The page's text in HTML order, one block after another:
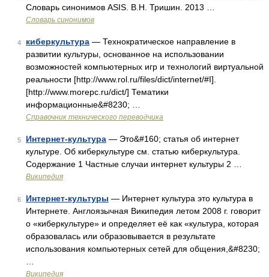
Словарь синонимов ASIS. В.Н. Тришин. 2013 …
Словарь синонимов
4 киберкультура — Технократическое направление в
развитии культуры, основанное на использовании
возможностей компьютерных игр и технологий виртуальной
реальности [http://www.rol.ru/files/dict/internet/#I].
[http://www.morepc.ru/dict/] Тематики
информационные&#8230; …
Справочник технического переводчика
5 Интернет-культура — Это&#160; статья об интернет
культуре. Об киберкультуре см. статью киберкультура.
Содержание 1 Частные случаи интернет культуры 2 …
Википедия
6 Интернет-культуры — Интернет культура это культура в
Интернете. Англоязычная Википедия летом 2008 г. говорит
о «киберкультуре» и определяет её как «культура, которая
образовалась или образовывается в результате
использования компьютерных сетей для общения,&#8230;
Википедия